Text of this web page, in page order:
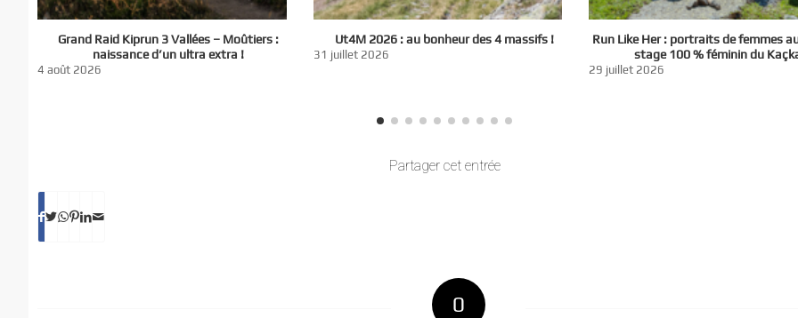
Grand Raid Kiprun 3 Vallées – Moûtiers :
naissance d’un ultra extra !
4 août 2026
Ut4M 2026 : au bonheur des 4 massifs !
31 juillet 2026
Run Like Her : portraits de femmes
stage 100 % féminin du
29 juillet 2026
Partager cet entrée
0